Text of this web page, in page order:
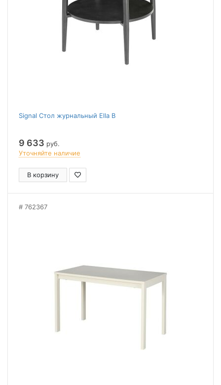
Signal Стол журнальный Ella B
9 633 руб.
Уточняйте наличие
В корзину
762367